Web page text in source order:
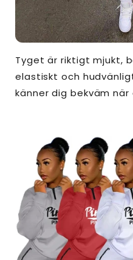
Tyget är riktigt mjukt,
elastiskt och
känner dig bekväm när